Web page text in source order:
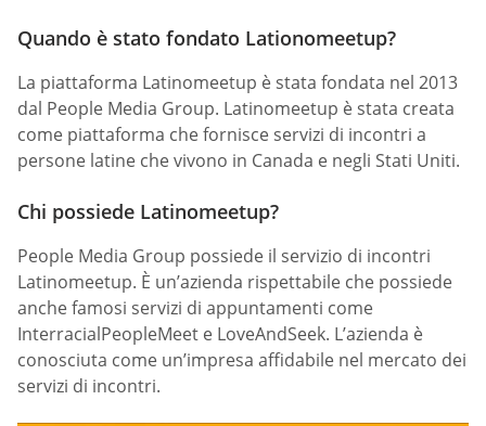
Quando è stato fondato Lationomeetup?
La piattaforma Latinomeetup è stata fondata nel 2013
dal People Media Group. Latinomeetup è stata creata
come piattaforma che fornisce servizi di incontri a
persone latine che vivono in Canada e negli Stati Uniti.
Chi possiede Latinomeetup?
People Media Group possiede il servizio di incontri
Latinomeetup. È un’azienda rispettabile che possiede
anche famosi servizi di appuntamenti come
InterracialPeopleMeet e LoveAndSeek. L’azienda è
conosciuta come un’impresa affidabile nel mercato dei
servizi di incontri.